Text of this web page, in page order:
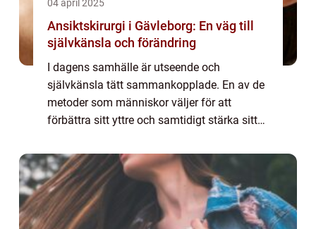
04 april 2025
Ansiktskirurgi i Gävleborg: En väg till
självkänsla och förändring
I dagens samhälle är utseende och
självkänsla tätt sammankopplade. En av de
metoder som människor väljer för att
förbättra sitt yttre och samtidigt stärka sitt